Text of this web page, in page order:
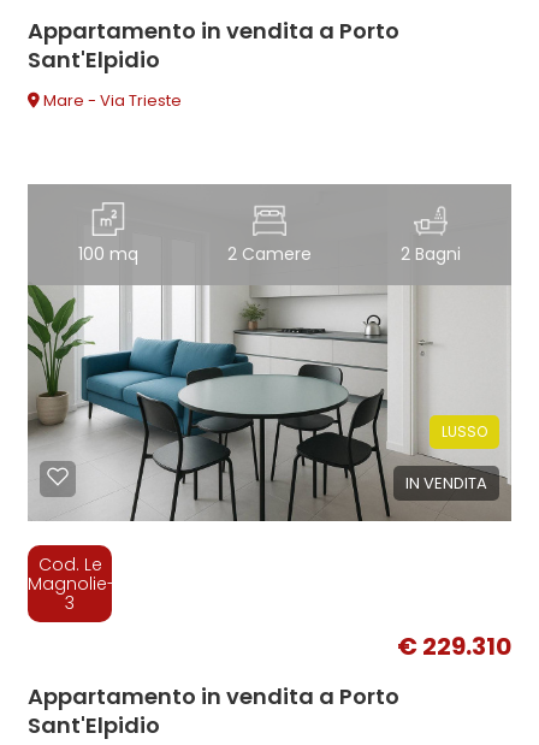
Appartamento in vendita a Porto
Sant'Elpidio
Mare - Via Trieste
100 mq 2 Camere 2 Bagni
IN VENDITA
LUSSO
Cod. Le
Magnolie-
3
€ 229.310
Appartamento in vendita a Porto
Sant'Elpidio